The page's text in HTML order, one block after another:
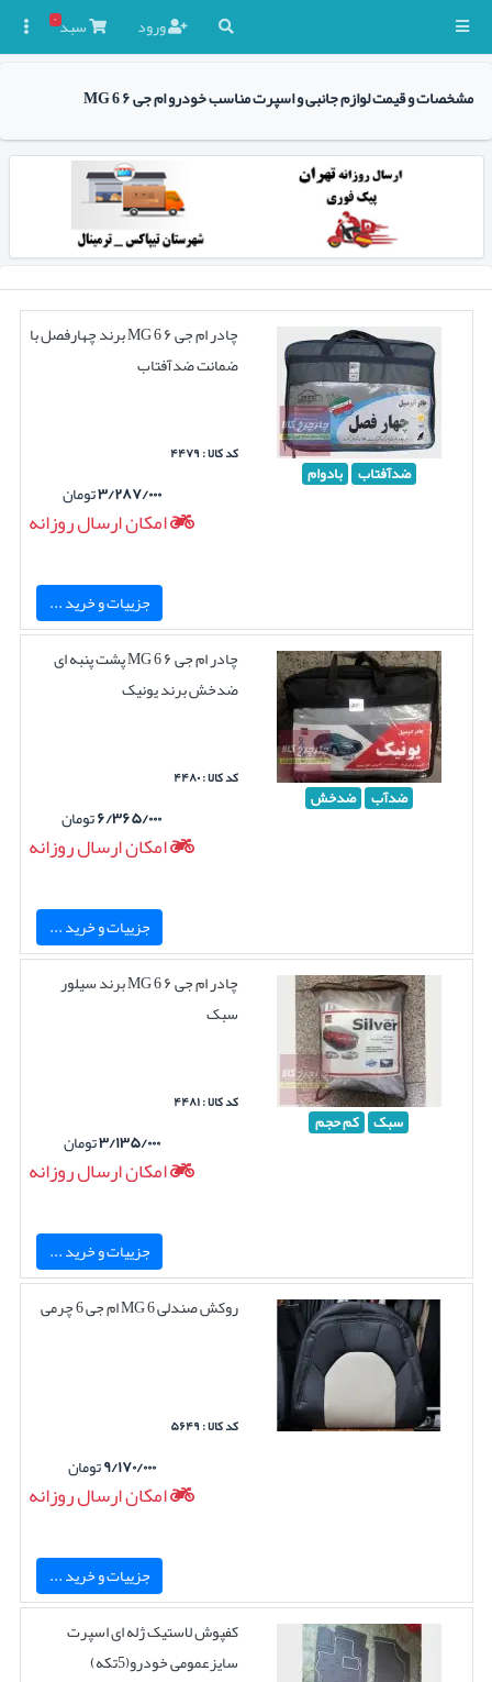
ورود سبد۰
مشخصات و قیمت لوازم جانبی و اسپرت مناسب خودرو ام جی ۶ MG 6
ضدآفتاب بادوام
چادر ام جی ۶ MG 6 برند چهارفصل با
ضمانت ضدآفتاب
کد کالا : ۴۴۷۹
۳/۲۸۷/۰۰۰تومان
امکان ارسال روزانه
جزییات و خرید ...
ضدآب ضدخش
چادر ام جی ۶ MG 6 پشت پنبه ای
ضدخش برند یونیک
کد کالا : ۴۴۸۰
۶/۳۶۵/۰۰۰تومان
امکان ارسال روزانه
جزییات و خرید ...
سبک کم حجم
چادر ام جی ۶ MG 6 برند سیلور
سبک
کد کالا : ۴۴۸۱
۳/۱۳۵/۰۰۰تومان
امکان ارسال روزانه
جزییات و خرید ...
روکش صندلی MG 6 ام جی 6 چرمی
کد کالا : ۵۶۴۹
۹/۱۷۰/۰۰۰تومان
امکان ارسال روزانه
جزییات و خرید ...
کفپوش لاستیک ژله ای اسپرت
سایزعمومی خودرو(5تکه)